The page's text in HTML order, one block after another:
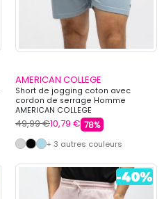
AMERICAN COLLEGE
Short de jogging coton avec
cordon de serrage Homme
AMERICAN COLLEGE
49,99 €10,79 € 78%
+ 3 autres couleurs